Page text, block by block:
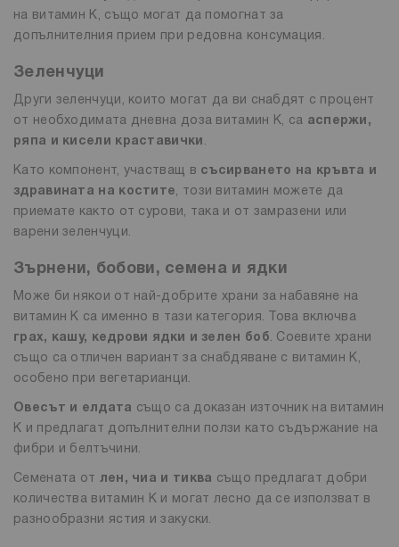
на витамин К, също могат да помогнат за
допълнителния прием при редовна консумация.
Зеленчуци
Други зеленчуци, които могат да ви снабдят с процент
от необходимата дневна доза витамин К, са аспержи,
ряпа и кисели краставички .
Като компонент, участващ в съсирването на кръвта и
здравината на костите, този витамин можете да
приемате както от сурови, така и от замразени или
варени зеленчуци.
Зърнени, бобови, семена и ядки
Може би някои от най-добрите храни за набавяне на
витамин К са именно в тази категория. Това включва
грах, кашу, кедрови ядки и зелен боб. Соевите храни
също са отличен вариант за снабдяване с витамин К,
особено при вегетарианци.
Овесът и елдата също са доказан източник на витамин
К и предлагат допълнителни ползи като съдържание на
фибри и белтъчини.
Семената от лен, чиа и тиква също предлагат добри
количества витамин К и могат лесно да се използват в
разнообразни ястия и закуски.